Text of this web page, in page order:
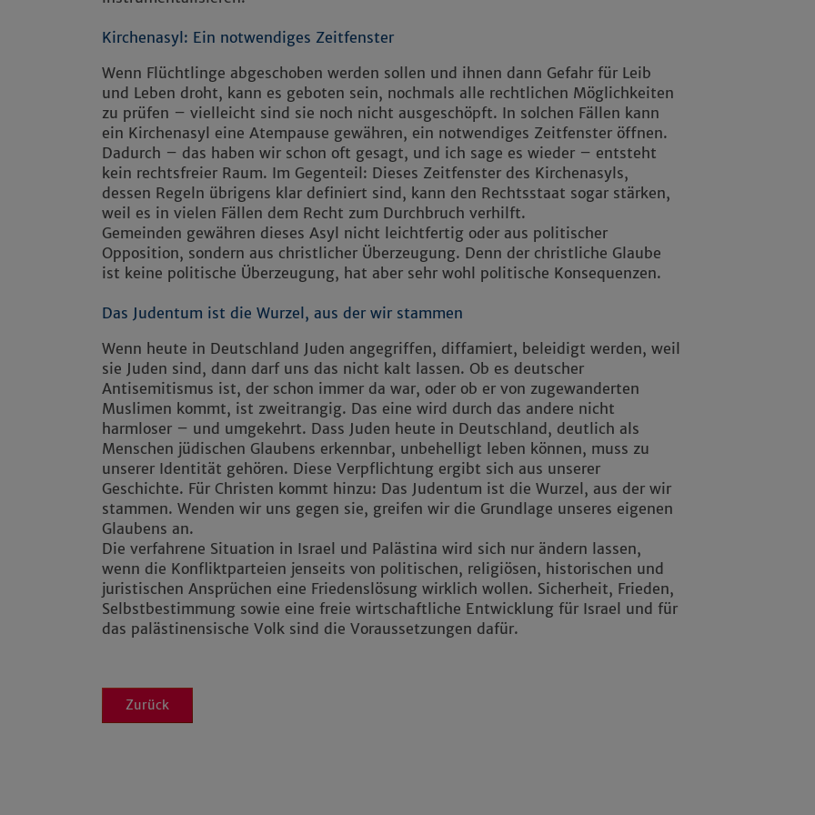
Kirchenasyl: Ein notwendiges Zeitfenster
Wenn Flüchtlinge abgeschoben werden sollen und ihnen dann Gefahr für Leib
und Leben droht, kann es geboten sein, nochmals alle rechtlichen Möglichkeiten
zu prüfen – vielleicht sind sie noch nicht ausgeschöpft. In solchen Fällen kann
ein Kirchenasyl eine Atempause gewähren, ein notwendiges Zeitfenster öffnen.
Dadurch – das haben wir schon oft gesagt, und ich sage es wieder – entsteht
kein rechtsfreier Raum. Im Gegenteil: Dieses Zeitfenster des Kirchenasyls,
dessen Regeln übrigens klar definiert sind, kann den Rechtsstaat sogar stärken,
weil es in vielen Fällen dem Recht zum Durchbruch verhilft.
Gemeinden gewähren dieses Asyl nicht leichtfertig oder aus politischer
Opposition, sondern aus christlicher Überzeugung. Denn der christliche Glaube
ist keine politische Überzeugung, hat aber sehr wohl politische Konsequenzen.
Das Judentum ist die Wurzel, aus der wir stammen
Wenn heute in Deutschland Juden angegriffen, diffamiert, beleidigt werden, weil
sie Juden sind, dann darf uns das nicht kalt lassen. Ob es deutscher
Antisemitismus ist, der schon immer da war, oder ob er von zugewanderten
Muslimen kommt, ist zweitrangig. Das eine wird durch das andere nicht
harmloser – und umgekehrt. Dass Juden heute in Deutschland, deutlich als
Menschen jüdischen Glaubens erkennbar, unbehelligt leben können, muss zu
unserer Identität gehören. Diese Verpflichtung ergibt sich aus unserer
Geschichte. Für Christen kommt hinzu: Das Judentum ist die Wurzel, aus der wir
stammen. Wenden wir uns gegen sie, greifen wir die Grundlage unseres eigenen
Glaubens an.
Die verfahrene Situation in Israel und Palästina wird sich nur ändern lassen,
wenn die Konfliktparteien jenseits von politischen, religiösen, historischen und
juristischen Ansprüchen eine Friedenslösung wirklich wollen. Sicherheit, Frieden,
Selbstbestimmung sowie eine freie wirtschaftliche Entwicklung für Israel und für
das palästinensische Volk sind die Voraussetzungen dafür.
Zurück